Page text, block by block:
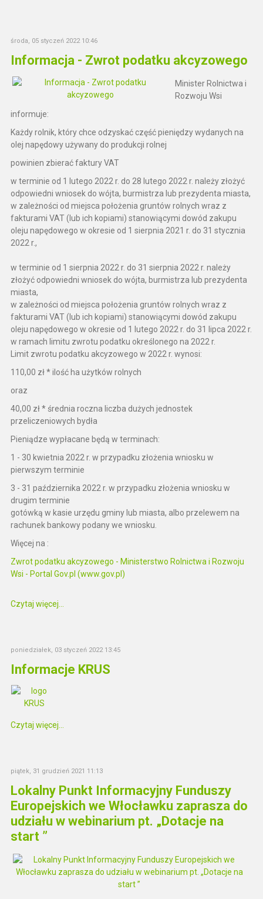
środa, 05 styczeń 2022 10:46
Informacja - Zwrot podatku akcyzowego
Minister Rolnictwa i
Rozwoju Wsi
informuje:
Każdy rolnik, który chce odzyskać część pieniędzy wydanych na
olej napędowy używany do produkcji rolnej
powinien zbierać faktury VAT
w terminie od 1 lutego 2022 r. do 28 lutego 2022 r. należy złożyć
odpowiedni wniosek do wójta, burmistrza lub prezydenta miasta,
w zależności od miejsca położenia gruntów rolnych wraz z
fakturami VAT (lub ich kopiami) stanowiącymi dowód zakupu
oleju napędowego w okresie od 1 sierpnia 2021 r. do 31 stycznia
2022 r.,
w terminie od 1 sierpnia 2022 r. do 31 sierpnia 2022 r. należy
złożyć odpowiedni wniosek do wójta, burmistrza lub prezydenta
miasta,
w zależności od miejsca położenia gruntów rolnych wraz z
fakturami VAT (lub ich kopiami) stanowiącymi dowód zakupu
oleju napędowego w okresie od 1 lutego 2022 r. do 31 lipca 2022 r.
w ramach limitu zwrotu podatku określonego na 2022 r.
Limit zwrotu podatku akcyzowego w 2022 r. wynosi:
110,00 zł * ilość ha użytków rolnych
oraz
40,00 zł * średnia roczna liczba dużych jednostek
przeliczeniowych bydła
Pieniądze wypłacane będą w terminach:
1 - 30 kwietnia 2022 r. w przypadku złożenia wniosku w
pierwszym terminie
3 - 31 października 2022 r. w przypadku złożenia wniosku w
drugim terminie
gotówką w kasie urzędu gminy lub miasta, albo przelewem na
rachunek bankowy podany we wniosku.
Więcej na :
Zwrot podatku akcyzowego - Ministerstwo Rolnictwa i Rozwoju
Wsi - Portal Gov.pl (www.gov.pl)
Czytaj więcej...
poniedziałek, 03 styczeń 2022 13:45
Informacje KRUS
Czytaj więcej...
piątek, 31 grudzień 2021 11:13
Lokalny Punkt Informacyjny Funduszy
Europejskich we Włocławku zaprasza do
udziału w webinarium pt. „Dotacje na
start ”